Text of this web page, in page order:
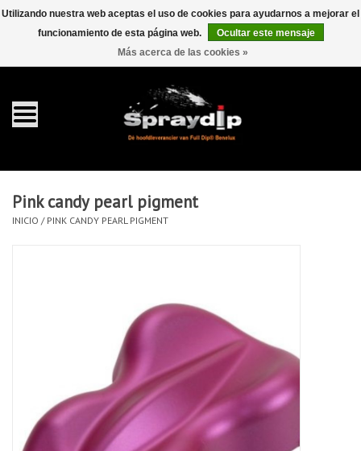
0 Artículos - €0,00
galón 4 liter
Spray 400ml
Completa dip sets
Pink candy pearl pigment
INICIO / PINK CANDY PEARL PIGMENT
Utilizando nuestra web aceptas el uso de cookies para ayudarnos a mejorar el
funcionamiento de esta página web.
Ocultar este mensaje
Más acerca de las cookies »